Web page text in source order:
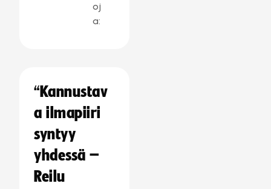
oj
a:
“Kannustav
a ilmapiiri
syntyy
yhdessä –
Reilu